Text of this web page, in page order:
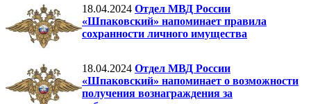
18.04.2024 Отдел МВД России
«Шпаковский» напоминает правила
сохранности личного имущества
18.04.2024 Отдел МВД России
«Шпаковский» напоминает о возможности
получения вознаграждения за